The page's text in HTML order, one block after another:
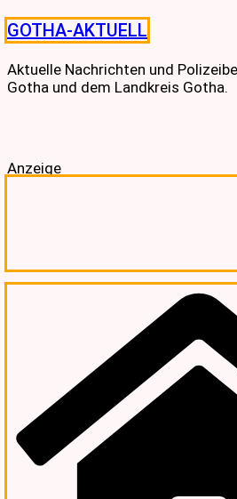
Skip
to
content
GOTHA-AKTUELL
Aktuelle Nachrichten und
Gotha und dem Landkreis Gotha.
Anzeige